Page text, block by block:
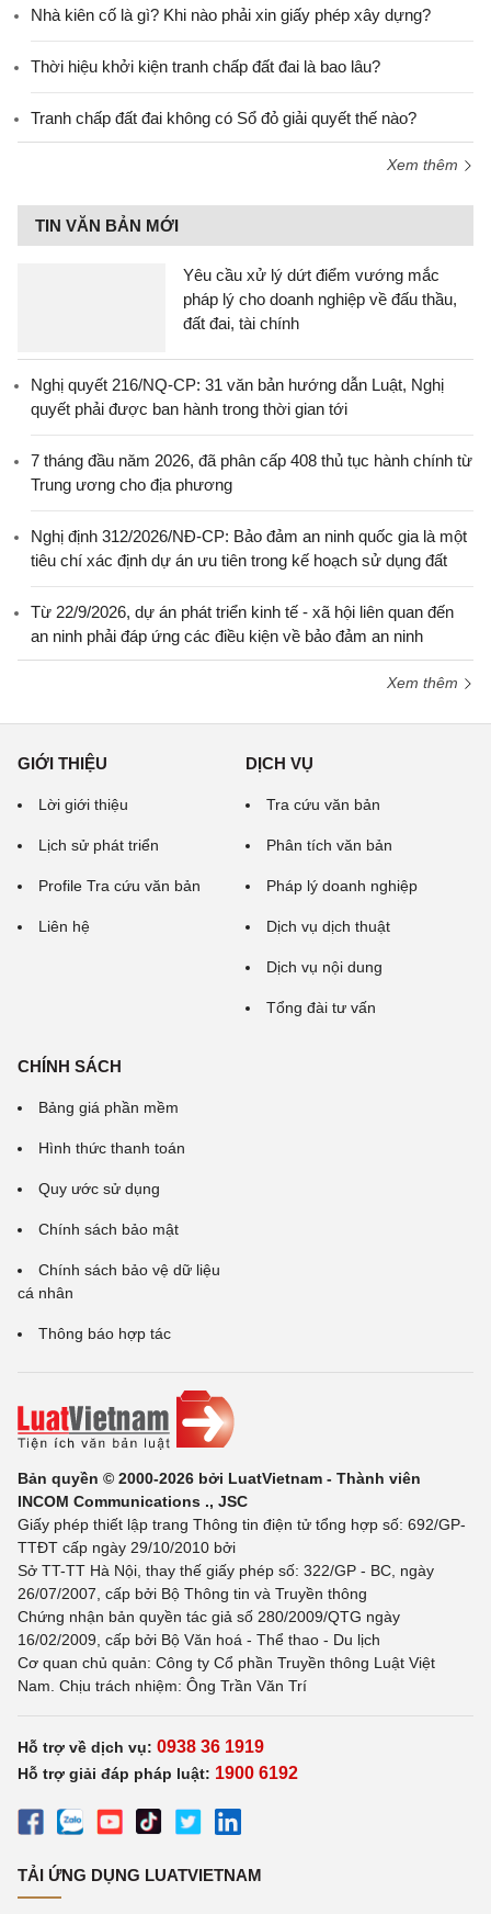
Nhà kiên cố là gì? Khi nào phải xin giấy phép xây dựng?
Thời hiệu khởi kiện tranh chấp đất đai là bao lâu?
Tranh chấp đất đai không có Sổ đỏ giải quyết thế nào?
Xem thêm
TIN VĂN BẢN MỚI
Yêu cầu xử lý dứt điểm vướng mắc
pháp lý cho doanh nghiệp về đấu thầu,
đất đai, tài chính
Nghị quyết 216/NQ-CP: 31 văn bản hướng dẫn Luật, Nghị
quyết phải được ban hành trong thời gian tới
7 tháng đầu năm 2026, đã phân cấp 408 thủ tục hành chính từ
Trung ương cho địa phương
Nghị định 312/2026/NĐ-CP: Bảo đảm an ninh quốc gia là một
tiêu chí xác định dự án ưu tiên trong kế hoạch sử dụng đất
Từ 22/9/2026, dự án phát triển kinh tế - xã hội liên quan đến
an ninh phải đáp ứng các điều kiện về bảo đảm an ninh
Xem thêm
GIỚI THIỆU
Lời giới thiệu
Lịch sử phát triển
Profile Tra cứu văn bản
Liên hệ
DỊCH VỤ
Tra cứu văn bản
Phân tích văn bản
Pháp lý doanh nghiệp
Dịch vụ dịch thuật
Dịch vụ nội dung
Tổng đài tư vấn
CHÍNH SÁCH
Bảng giá phần mềm
Hình thức thanh toán
Quy ước sử dụng
Chính sách bảo mật
Chính sách bảo vệ dữ liệu
cá nhân
Thông báo hợp tác
Bản quyền © 2000-2026 bởi LuatVietnam - Thành viên
INCOM Communications ., JSC
Giấy phép thiết lập trang Thông tin điện tử tổng hợp số: 692/GP-
TTĐT cấp ngày 29/10/2010 bởi
Sở TT-TT Hà Nội, thay thế giấy phép số: 322/GP - BC, ngày
26/07/2007, cấp bởi Bộ Thông tin và Truyền thông
Chứng nhận bản quyền tác giả số 280/2009/QTG ngày
16/02/2009, cấp bởi Bộ Văn hoá - Thể thao - Du lịch
Cơ quan chủ quản: Công ty Cổ phần Truyền thông Luật Việt
Nam. Chịu trách nhiệm: Ông Trần Văn Trí
Hỗ trợ về dịch vụ: 0938 36 1919
Hỗ trợ giải đáp pháp luật: 1900 6192
TẢI ỨNG DỤNG LUATVIETNAM